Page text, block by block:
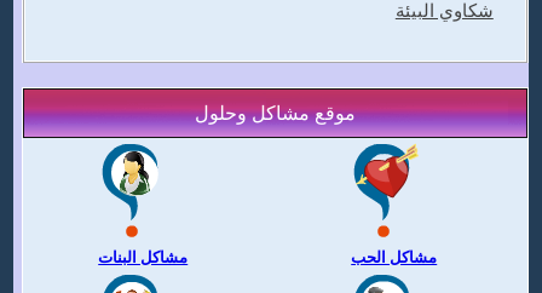
شكاوي البيئة
موقع مشاكل وحلول
مشاكل البنات مشاكل الحب